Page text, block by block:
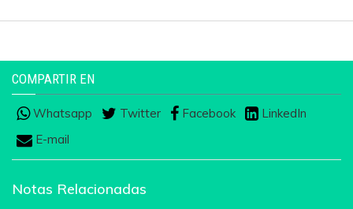
COMPARTIR EN
Whatsapp Twitter Facebook
LinkedIn
E-mail
Notas Relacionadas